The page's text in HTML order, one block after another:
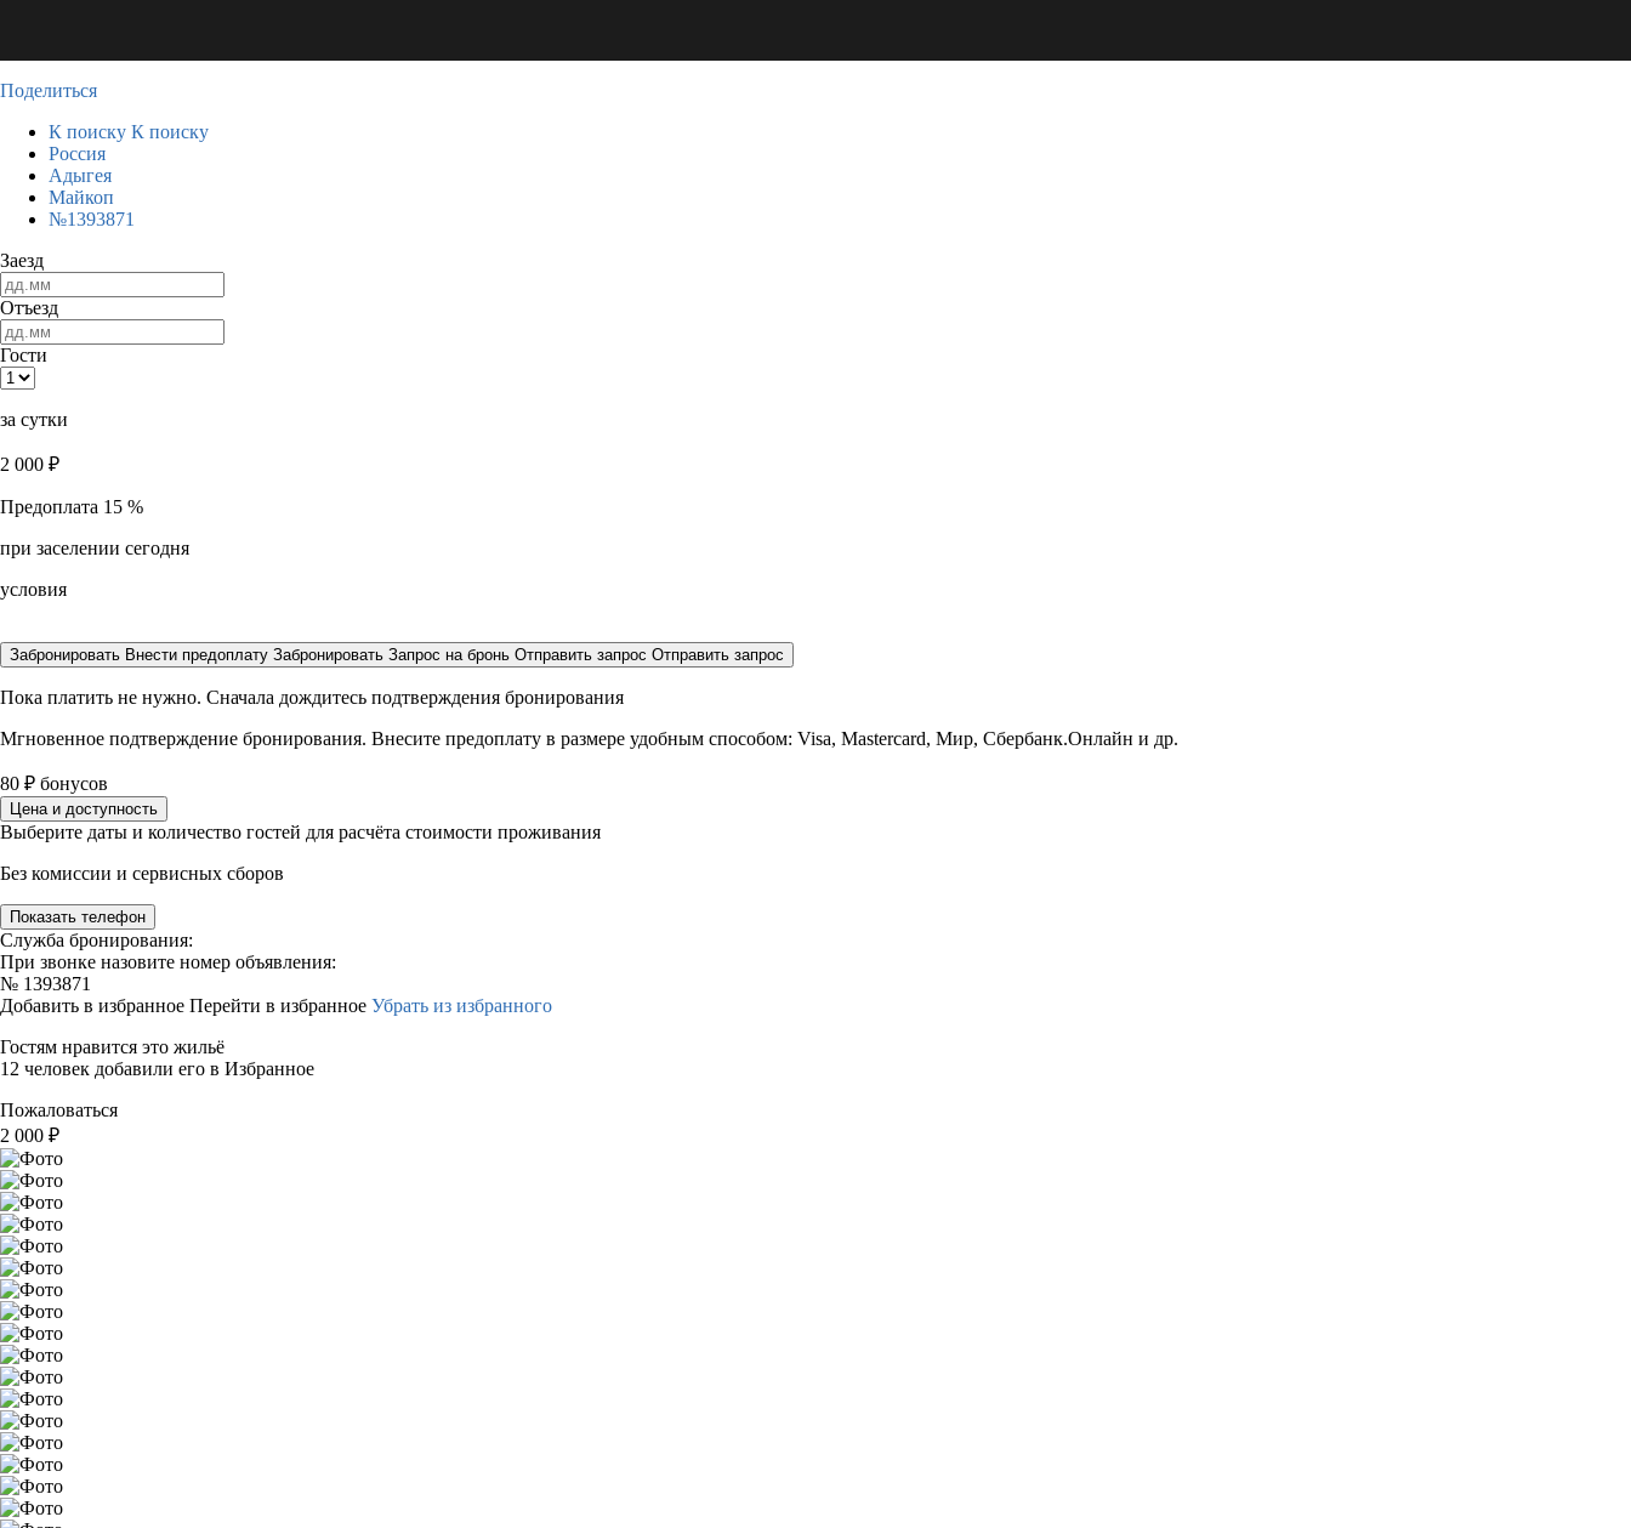
Поделиться
К поиску К поиску
Россия
Адыгея
Майкоп
№1393871
Заезд
Отъезд
Гости
за сутки
2 000 ₽
Предоплата 15 %
при заселении сегодня
условия
Забронировать Внести предоплату Забронировать Запрос на бронь Отправить запрос Отправить запрос
Пока платить не нужно. Сначала дождитесь подтверждения бронирования
Мгновенное подтверждение бронирования. Внесите предоплату в размере удобным способом: Visa, Mastercard, Мир, Сбербанк.Онлайн и др.
80 ₽ бонусов
Цена и доступность
Выберите даты и количество гостей для расчёта стоимости проживания
Без комиссии и сервисных сборов
Показать телефон
Служба бронирования:
При звонке назовите номер объявления:
№ 1393871
Добавить в избранное Перейти в избранное Убрать из избранного
Гостям нравится это жильё
12 человек добавили его в Избранное
Пожаловаться
2 000 ₽